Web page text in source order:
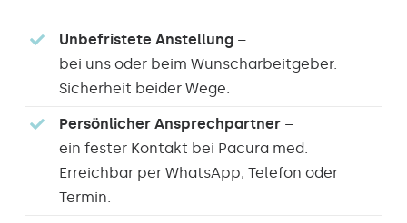
Unbefristete Anstellung –
bei uns oder beim Wunscharbeitgeber.
Sicherheit beider Wege.
Persönlicher Ansprechpartner –
ein fester Kontakt bei Pacura med.
Erreichbar per WhatsApp, Telefon oder
Termin.